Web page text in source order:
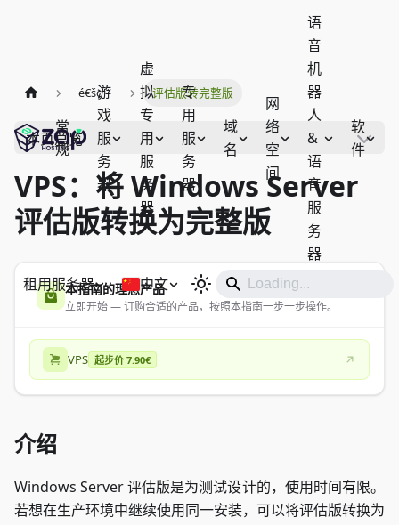
常
规
游
戏
服
务
器
虚
拟
专
用
服
务
器
专
用
服
务
器
域
名
网
络
空
间
语
音
机
器
人
&
语
音
服
务
器
软
件
租用服务器 中文
é€šç”¨ 评估版转完整版
本页总览
VPS：将 Windows Server
评估版转换为完整版
本指南的理想产品
立即开始 — 订购合适的产品，按照本指南一步一步操作。
VPS 起步价 7.90€
介绍
Windows Server 评估版是为测试设计的，使用时间有限。
若想在生产环境中继续使用同一安装，可以将评估版转换为